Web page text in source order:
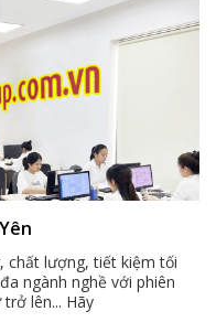
chất lượng, tiết kiệm tối
ngành nghề với phiên
lên... Hãy